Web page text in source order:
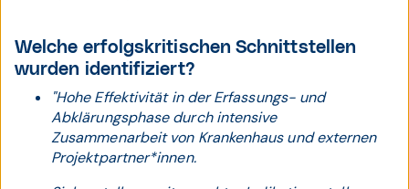
Welche erfolgskritischen Schnittstellen
wurden identifiziert?
"Hohe Effektivität in der Erfassungs- und
Abklärungsphase durch intensive
Zusammenarbeit von Krankenhaus und externen
Projektpartner*innen.